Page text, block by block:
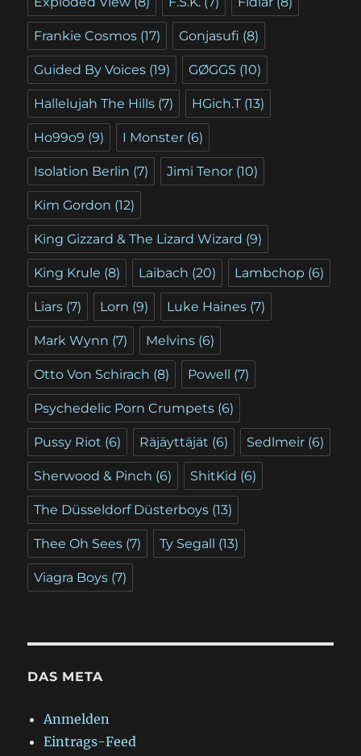
Frankie Cosmos (17) Gonjasufi (8)
Guided By Voices (19) GØGGS (10)
Hallelujah The Hills (7) HGich.T (13)
Ho99o9 (9) I Monster (6)
Isolation Berlin (7) Jimi Tenor (10)
Kim Gordon (12)
King Gizzard & The Lizard Wizard (9)
King Krule (8) Laibach (20) Lambchop (6)
Liars (7) Lorn (9) Luke Haines (7)
Mark Wynn (7) Melvins (6)
Otto Von Schirach (8) Powell (7)
Psychedelic Porn Crumpets (6)
Pussy Riot (6) Räjäyttäjät (6) Sedlmeir (6)
Sherwood & Pinch (6) ShitKid (6)
The Düsseldorf Düsterboys (13)
Thee Oh Sees (7) Ty Segall (13)
Viagra Boys (7)
DAS META
Anmelden
Eintrags-Feed